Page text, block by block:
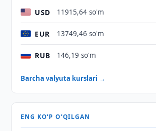
USD 11915,64 so'm
EUR 13749,46 so'm
RUB 146,19 so'm
Barcha valyuta kurslari →
ENG KO'P O'QILGAN